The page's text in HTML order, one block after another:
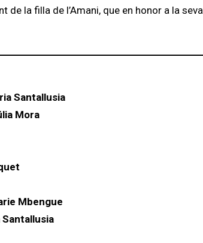
la filla de l’Amani, que en honor a la
Santallusia
Mora
Mbengue
Santallusia